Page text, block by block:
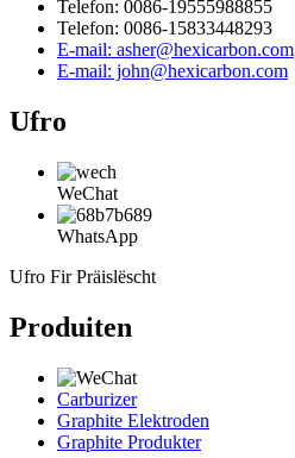
Telefon: 0086-19555988855
Telefon: 0086-15833448293
E-mail: asher@hexicarbon.com
E-mail: john@hexicarbon.com
Ufro
WeChat
WhatsApp
Ufro Fir Präislëscht
Produiten
Carburizer
Graphite Elektroden
Graphite Produkter